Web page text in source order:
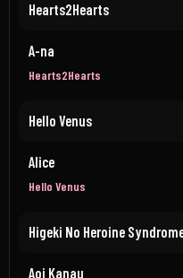
Hearts2Hearts
A-na
Hearts2Hearts
Hello Venus
Alice
Hello Venus
Higeki No Heroine
Aoi Kanau